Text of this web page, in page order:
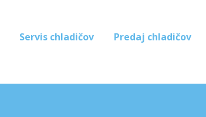
Servis chladičov Predaj chladičov